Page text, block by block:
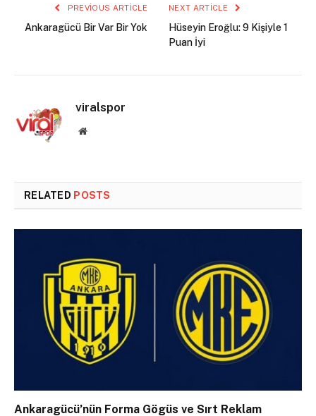
PREVIOUS ARTICLE
Ankaragücü Bir Var Bir Yok
NEXT ARTICLE
Hüseyin Eroğlu: 9 Kişiyle 1
Puan İyi
viralspor
Website
RELATED POSTS
Ankaragücü’nün Forma Gögüs ve Sırt Reklam